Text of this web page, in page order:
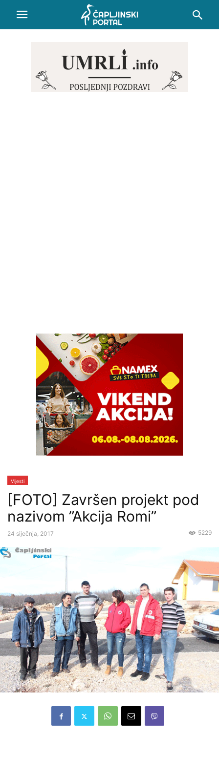
Vijesti
[FOTO] Završen projekt pod
nazivom ”Akcija Romi”
24 siječnja, 2017 5229